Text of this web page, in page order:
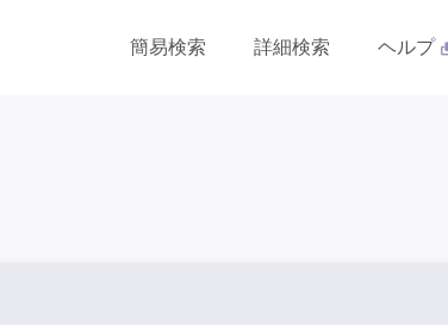
簡易検索 詳細検索 ヘルプ